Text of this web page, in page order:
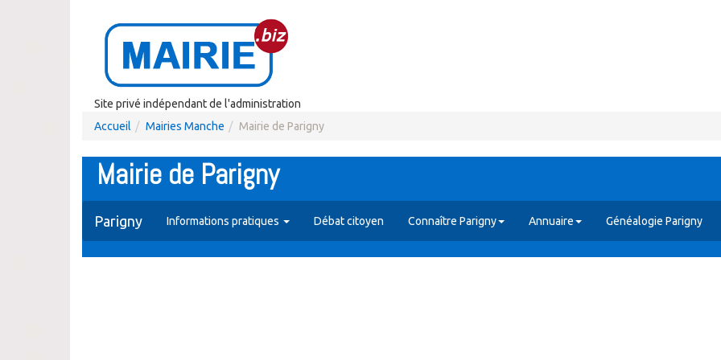
Site privé indépendant de l'administration
Accueil
Mairies Manche Mairie de Parigny
Mairie de Parigny
Parigny Informations pratiques Débat citoyen Connaître Parigny Annuaire Généalogie Parigny